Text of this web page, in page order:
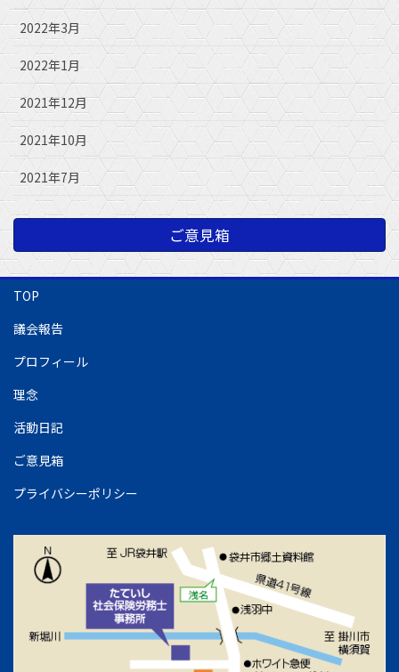
2022年3月
2022年1月
2021年12月
2021年10月
2021年7月
ご意見箱
TOP
議会報告
プロフィール
理念
活動日記
ご意見箱
プライバシーポリシー